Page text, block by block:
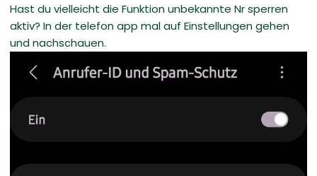
Hast du vielleicht die Funktion unbekannte Nr sperren
aktiv? In der telefon app mal auf Einstellungen gehen
und nachschauen.